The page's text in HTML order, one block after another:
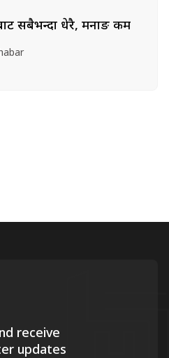
सबैभन्दा धेरै, मनाङ कम
receive
updates